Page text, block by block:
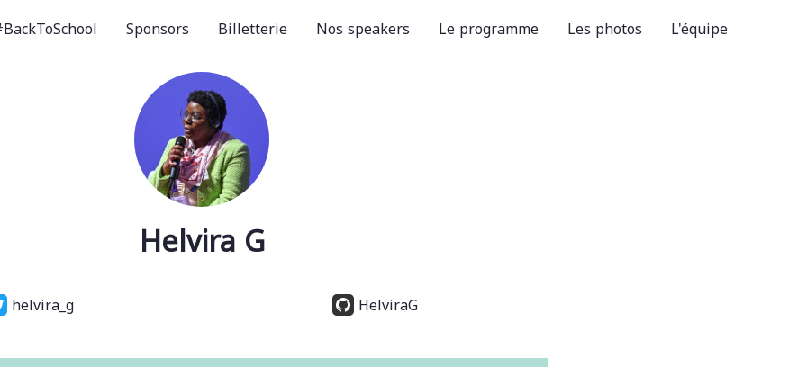
Sponsors Billetterie Nos speakers Le programme Les photos L'équipe
Helvira G
helvira_g HelviraG